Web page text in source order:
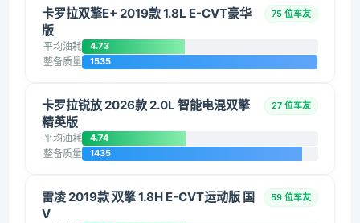
卡罗拉双擎E+ 2019款 1.8L E-CVT豪华
版
75 位车友
平均油耗 4.73
整备质量 1535
卡罗拉锐放 2026款 2.0L 智能电混双擎
精英版
27 位车友
平均油耗 4.74
整备质量 1435
雷凌 2019款 双擎 1.8H E-CVT运动版 国
V
59 位车友